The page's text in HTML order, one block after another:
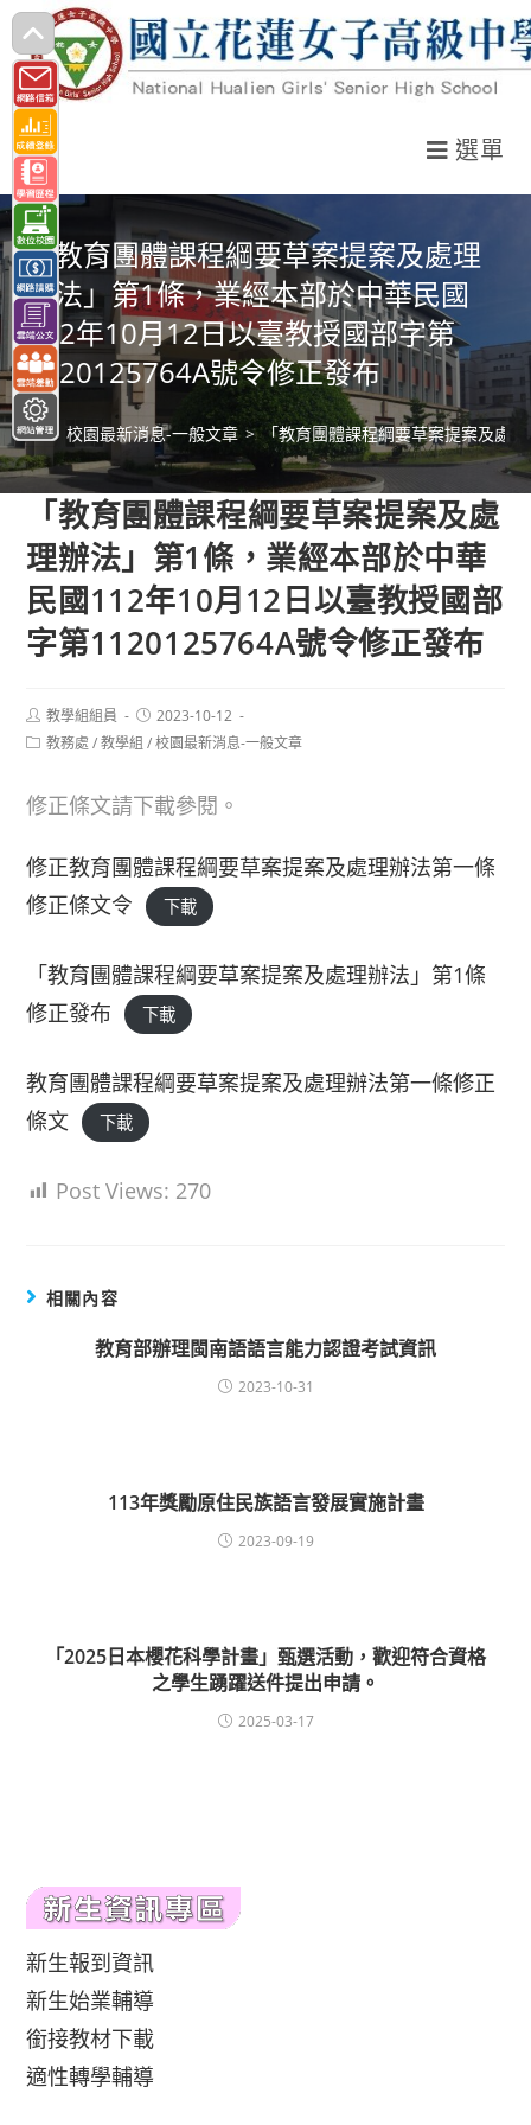
跳
轉
至
主
要
內
容
選單
「教育團體課程綱要草案提案及處理
辦法」第1條，業經本部於中華民國
112年10月12日以臺教授國部字第
1120125764A號令修正發布
> 校園最新消息-一般文章 > 「教育團體課程綱要草案提案及處
「教育團體課程綱要草案提案及處
理辦法」第1條，業經本部於中華
民國112年10月12日以臺教授國部
字第1120125764A號令修正發布
Post
author:
教學組組員
Post
published:
2023-10-12
Post教務處 / 教學組 / 校園最新消息-一般文章
修正條文請下載參閱。
修正教育團體課程綱要草案提案及處理辦法第一條
修正條文令
下載
「教育團體課程綱要草案提案及處理辦法」第1條
修正發布
下載
教育團體課程綱要草案提案及處理辦法第一條修正
條文
下載
Post Views: 270
相關內容
教育部辦理閩南語語言能力認證考試資訊
2023-10-31
113年獎勵原住民族語言發展實施計畫
2023-09-19
「2025日本櫻花科學計畫」甄選活動，歡迎符合資格
之學生踴躍送件提出申請。
2025-03-17
新生報到資訊
新生始業輔導
銜接教材下載
適性轉學輔導